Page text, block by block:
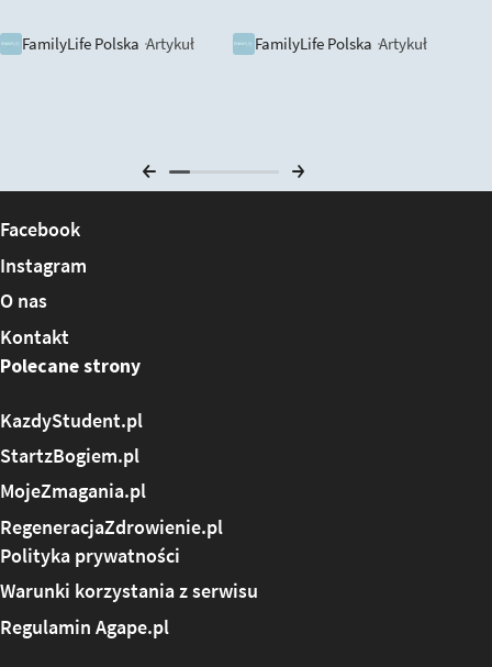
FamilyLife Polska Artykuł FamilyLife Polska Artykuł
Facebook
Instagram
O nas
Kontakt
Polecane strony
KazdyStudent.pl
StartzBogiem.pl
MojeZmagania.pl
RegeneracjaZdrowienie.pl
Polityka prywatności
Warunki korzystania z serwisu
Regulamin Agape.pl